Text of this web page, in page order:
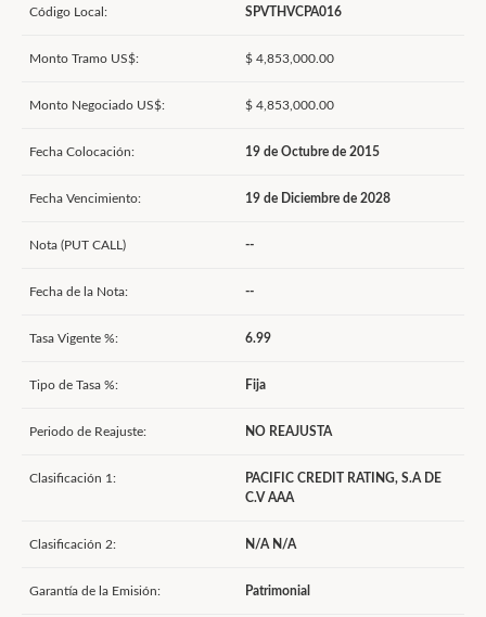
Código Local: SPVTHVCPA016
Monto Tramo US$: $ 4,853,000.00
Monto Negociado US$: $ 4,853,000.00
Fecha Colocación: 19 de Octubre de 2015
Fecha Vencimiento: 19 de Diciembre de 2028
Nota (PUT CALL) --
Fecha de la Nota: --
Tasa Vigente %: 6.99
Tipo de Tasa %: Fija
Periodo de Reajuste: NO REAJUSTA
Clasificación 1:
PACIFIC CREDIT RATING, S.A DE
C.V AAA
Clasificación 2: N/A N/A
Garantía de la Emisión: Patrimonial